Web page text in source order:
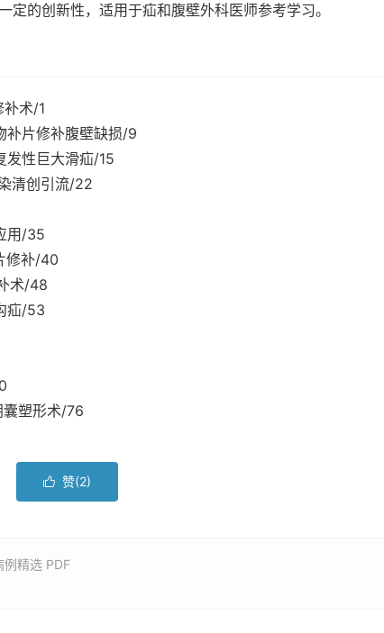
的创新性，适用于疝和腹壁外科医师参考学习。
补术/1
补片修补腹壁缺损/9
发性巨大滑疝/15
清创引流/22
用/35
修补/40
术/48
疝/53
囊塑形术/76
 赞(2)
精选 PDF